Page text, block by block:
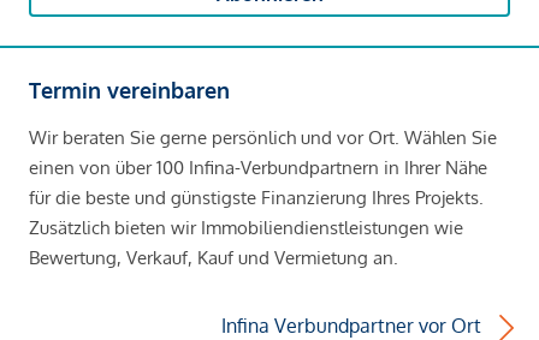
Termin vereinbaren
Wir beraten Sie gerne persönlich und vor Ort. Wählen Sie
einen von über 100 Infina-Verbundpartnern in Ihrer Nähe
für die beste und günstigste Finanzierung Ihres Projekts.
Zusätzlich bieten wir Immobiliendienstleistungen wie
Bewertung, Verkauf, Kauf und Vermietung an.
Infina Verbundpartner vor Ort